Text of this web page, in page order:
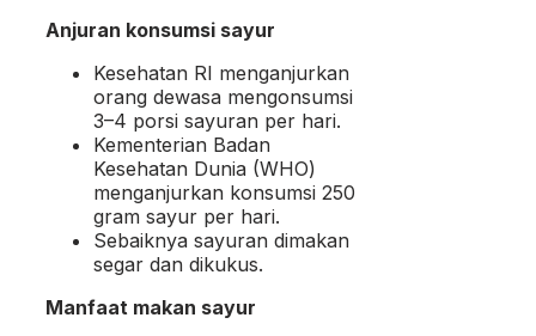
Anjuran konsumsi sayur
Kesehatan RI menganjurkan
orang dewasa mengonsumsi
3–4 porsi sayuran per hari.
Kementerian Badan
Kesehatan Dunia (WHO)
menganjurkan konsumsi 250
gram sayur per hari.
Sebaiknya sayuran dimakan
segar dan dikukus.
Manfaat makan sayur